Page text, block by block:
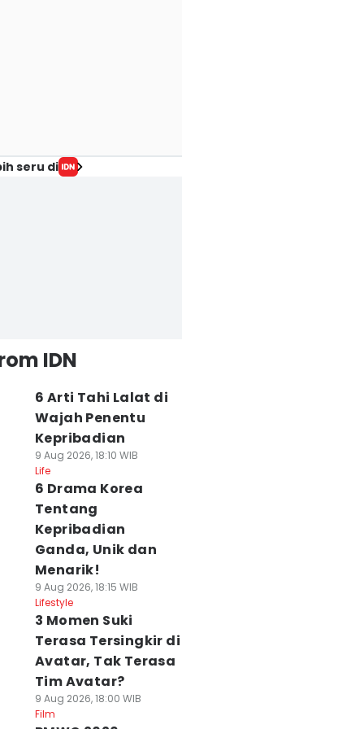
seru di
IDN
6 Arti Tahi Lalat di
Wajah Penentu
Kepribadian
9 Aug 2026, 18:10 WIB
Life
6 Drama Korea
Tentang
Kepribadian
Ganda, Unik dan
Menarik!
9 Aug 2026, 18:15 WIB
Lifestyle
3 Momen Suki
Terasa Tersingkir di
Avatar, Tak Terasa
Tim Avatar?
9 Aug 2026, 18:00 WIB
Film